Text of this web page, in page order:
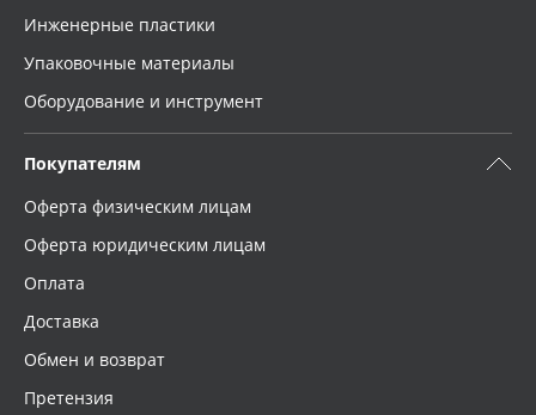
Инженерные пластики
Упаковочные материалы
Оборудование и инструмент
Покупателям
Оферта физическим лицам
Оферта юридическим лицам
Оплата
Доставка
Обмен и возврат
Претензия